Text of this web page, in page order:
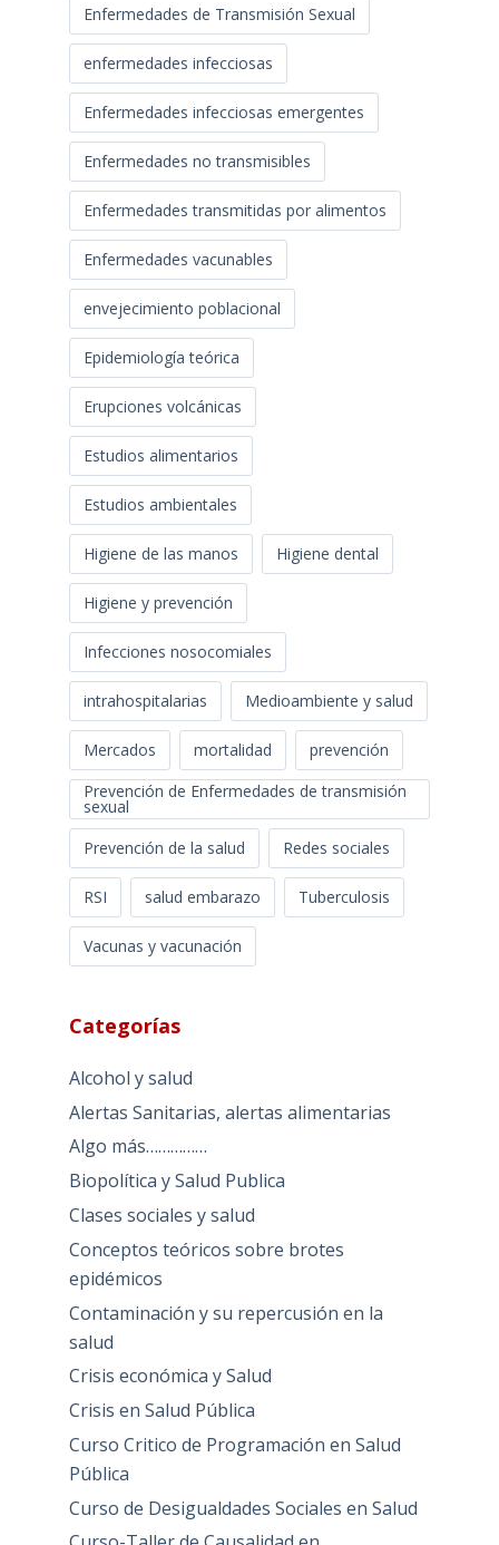
Enfermedades de Transmisión Sexual
enfermedades infecciosas
Enfermedades infecciosas emergentes
Enfermedades no transmisibles
Enfermedades transmitidas por alimentos
Enfermedades vacunables
envejecimiento poblacional
Epidemiología teórica
Erupciones volcánicas
Estudios alimentarios
Estudios ambientales
Higiene de las manos Higiene dental
Higiene y prevención
Infecciones nosocomiales
intrahospitalarias Medioambiente y salud
Mercados mortalidad
prevención
Prevención de Enfermedades de transmisión
sexual
Prevención de la salud
Redes sociales
RSI salud embarazo Tuberculosis
Vacunas y vacunación
Categorías
Alcohol y salud
Alertas Sanitarias, alertas alimentarias
Algo más……………
Biopolítica y Salud Publica
Clases sociales y salud
Conceptos teóricos sobre brotes
epidémicos
Contaminación y su repercusión en la
salud
Crisis económica y Salud
Crisis en Salud Pública
Curso Critico de Programación en Salud
Pública
Curso de Desigualdades Sociales en Salud